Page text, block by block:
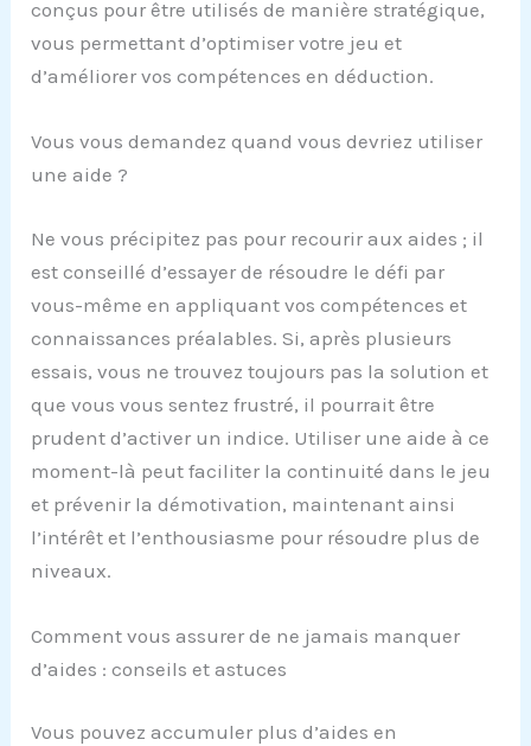
conçus pour être utilisés de manière stratégique,
vous permettant d’optimiser votre jeu et
d’améliorer vos compétences en déduction.
Vous vous demandez quand vous devriez utiliser
une aide ?
Ne vous précipitez pas pour recourir aux aides ; il
est conseillé d’essayer de résoudre le défi par
vous-même en appliquant vos compétences et
connaissances préalables. Si, après plusieurs
essais, vous ne trouvez toujours pas la solution et
que vous vous sentez frustré, il pourrait être
prudent d’activer un indice. Utiliser une aide à ce
moment-là peut faciliter la continuité dans le jeu
et prévenir la démotivation, maintenant ainsi
l’intérêt et l’enthousiasme pour résoudre plus de
niveaux.
Comment vous assurer de ne jamais manquer
d’aides : conseils et astuces
Vous pouvez accumuler plus d’aides en